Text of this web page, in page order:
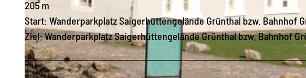
205 m
Start: Wanderparkplatz Saigerhüttengelände Grünthal bzw. Bahnhof
Ziel: Wanderparkplatz Saigerhüttengelände Grünthal bzw. Bahnhof